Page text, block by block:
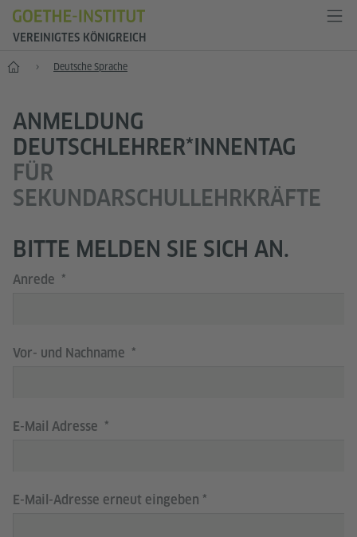
VEREINIGTES KÖNIGREICH
Start Deutsche Sprache
ANMELDUNG
DEUTSCHLEHRER*INNENTAG
FÜR
SEKUNDARSCHULLEHRKRÄFTE
BITTE MELDEN SIE SICH AN.
Anrede
Vor- und Nachname
E-Mail Adresse
E-Mail-Adresse erneut eingeben